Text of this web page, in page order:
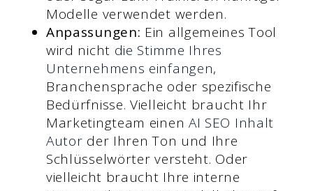
Modelle verwendet werden.
Anpassungen: Ein allgemeines Tool
wird nicht die Stimme Ihres
Unternehmens einfangen,
Branchensprache oder spezifische
Bedürfnisse. Vielleicht braucht Ihr
Marketingteam einen AI SEO Inhalt
Autor der Ihren Ton und Ihre
Schlüsselwörter versteht. Oder
vielleicht braucht Ihre interne